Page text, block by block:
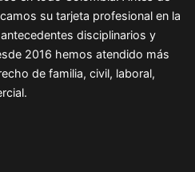
su tarjeta profesional en la
disciplinarios y
2016 hemos atendido más
de familia, civil, laboral,